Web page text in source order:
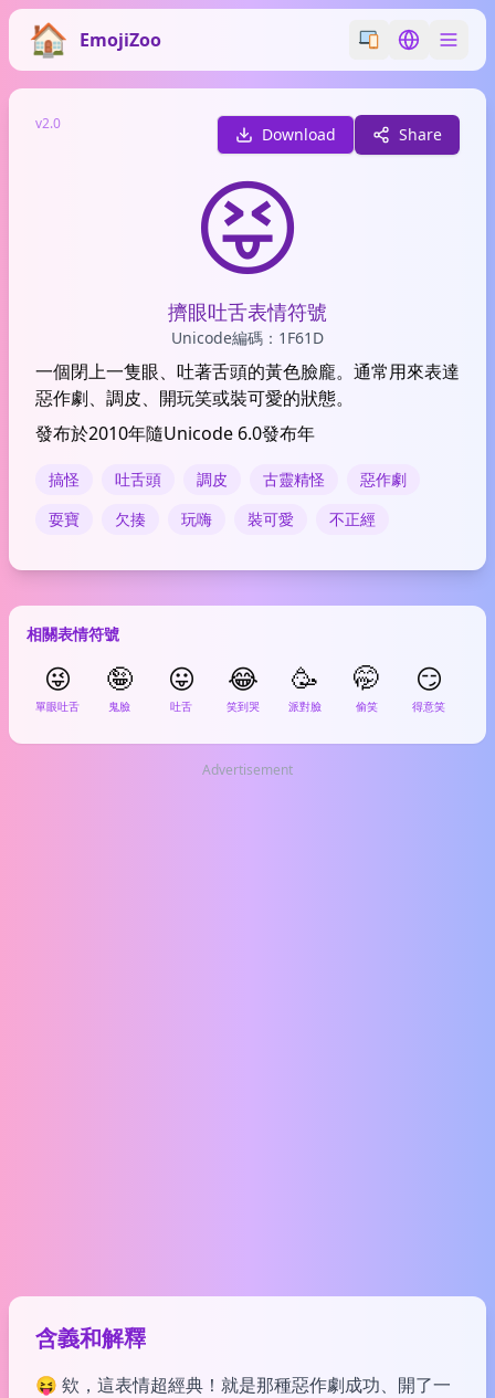
EmojiZoo Switch emoji
Switch
v2.0
Download Share
😝
擠眼吐舌表情符號
Unicode編碼：1F61D
一個閉上一隻眼、吐著舌頭的黃色臉龐。通常用來表達
惡作劇、調皮、開玩笑或裝可愛的狀態。
發布於2010年隨Unicode 6.0發布年
搞怪 吐舌頭 調皮 古靈精怪
惡作劇
耍寶
欠揍 玩嗨 裝可愛 不正經
相關表情符號
😜
單眼吐舌
🤪
鬼臉
😛
吐舌
😂
笑到哭
🥳
派對臉
🤭
偷笑
😏
得意笑
Advertisement
含義和解釋
😝 欸，這表情超經典！就是那種惡作劇成功、開了一